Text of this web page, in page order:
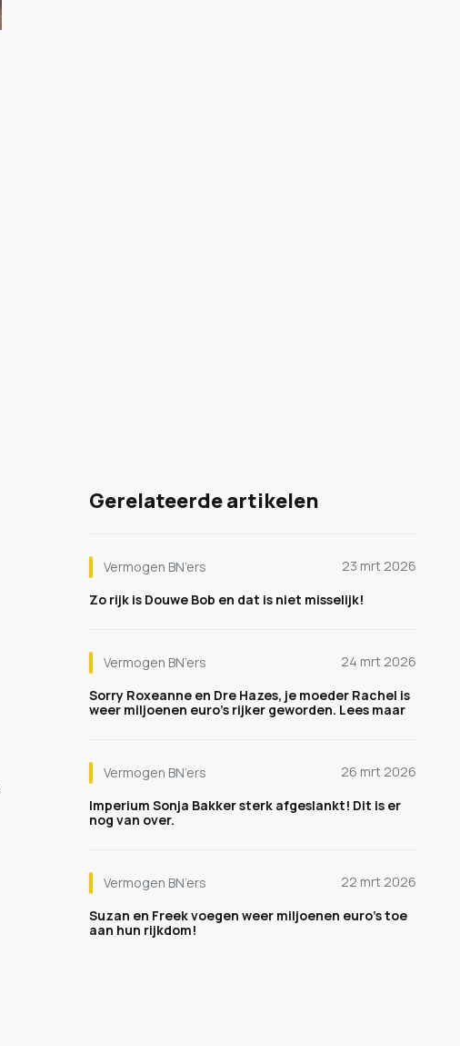
Gerelateerde artikelen
Vermogen BN’ers
23 mrt 2026
Zo rijk is Douwe Bob en dat is niet misselijk!
Vermogen BN’ers
24 mrt 2026
Sorry Roxeanne en Dre Hazes, je moeder Rachel is
weer miljoenen euro's rijker geworden. Lees maar
Vermogen BN’ers
26 mrt 2026
Imperium Sonja Bakker sterk afgeslankt! Dit is er
nog van over.
Vermogen BN’ers
22 mrt 2026
Suzan en Freek voegen weer miljoenen euro's toe
aan hun rijkdom!